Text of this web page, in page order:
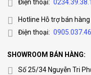
Điện thoại:
Hotline Hỗ trợ bán hàng
Điện thoại:
SHOWROOM BÁN HÀNG:
Số 25/34 Nguyễn Tri